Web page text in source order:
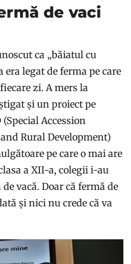
de vaci
ca „băiatul cu
era legat de ferma pe care
zi. A mers la
și un proiect pe
Accession
Rural Development)
pe care o mai are
a XII-a, colegii i-au
vacă. Doar că fermă de
și nici nu crede că va